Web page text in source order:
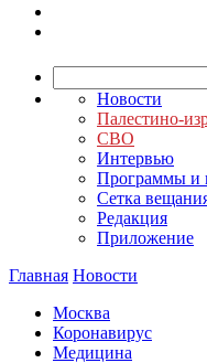
Новости
Палестино-
СВО
Интервью
Программы и
Сетка
Редакция
Приложение
Главная Новости
Москва
Коронавирус
Медицина